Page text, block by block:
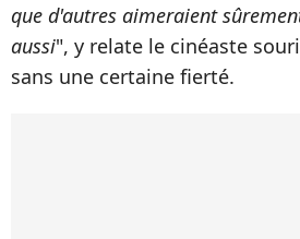
que d'autres aimeraient
aussi", y relate le cinéaste
sans une certaine fierté.